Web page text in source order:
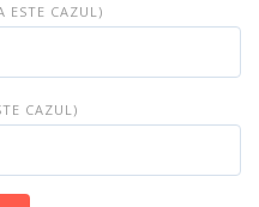
ESTE CAZUL)
CAZUL)